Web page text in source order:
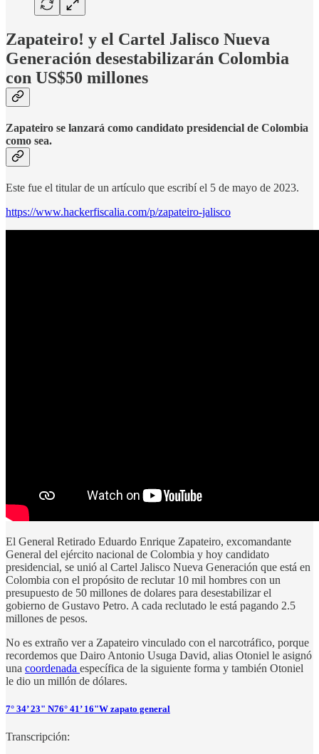
Zapateiro! y el Cartel Jalisco Nueva
Generación desestabilizarán Colombia
con US$50 millones
Zapateiro se lanzará como candidato presidencial de Colombia
como sea.
Este fue el titular de un artículo que escribí el 5 de mayo de 2023.
https://www.hackerfiscalia.com/p/zapateiro-jalisco
El General Retirado Eduardo Enrique Zapateiro, excomandante
General del ejército nacional de Colombia y hoy candidato
presidencial, se unió al Cartel Jalisco Nueva Generación que está en
Colombia con el propósito de reclutar 10 mil hombres con un
presupuesto de 50 millones de dolares para desestabilizar el
gobierno de Gustavo Petro. A cada reclutado le está pagando 2.5
millones de pesos.
No es extraño ver a Zapateiro vinculado con el narcotráfico, porque
recordemos que Dairo Antonio Usuga David, alias Otoniel le asignó
una coordenada específica de la siguiente forma y también Otoniel
le dio un millón de dólares.
7° 34’ 23" N76° 41’ 16"W zapato general
Transcripción: